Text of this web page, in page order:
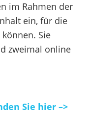
im Rahmen der
ein, für die
Sie
zweimal online
Sie hier –>